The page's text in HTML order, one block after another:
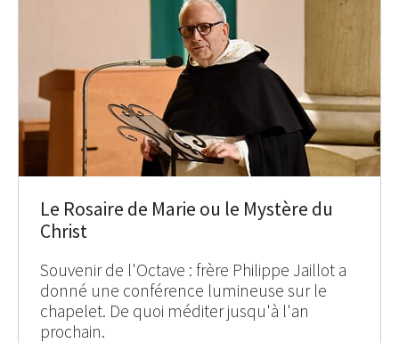
Le Rosaire de Marie ou le Mystère du
Christ
Souvenir de l'Octave : frère Philippe Jaillot a
donné une conférence lumineuse sur le
chapelet. De quoi méditer jusqu'à l'an
prochain.